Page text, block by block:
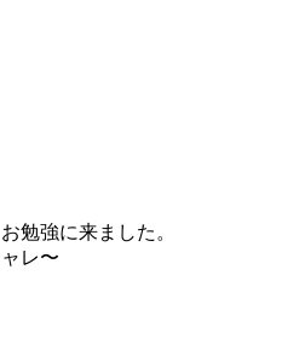
勉強に来ました。
レ〜